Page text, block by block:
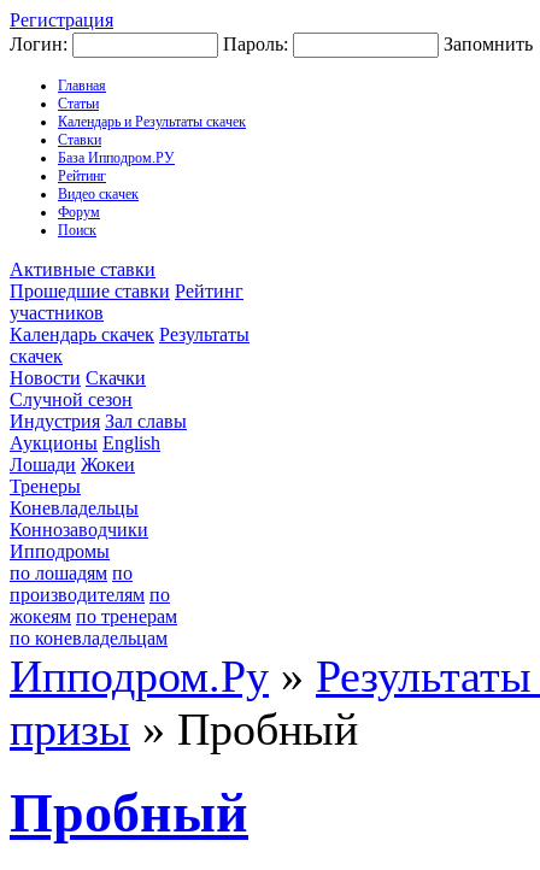
Регистрация
Логин:
Пароль: Запомнить
Главная
Статьи
Календарь и Результаты скачек
Ставки
База Ипподром.РУ
Рейтинг
Видео скачек
Форум
Поиск
Активные ставки
Прошедшие ставки Рейтинг
участников
Календарь скачек Результаты
скачек
Новости Скачки
Случной сезон
Индустрия Зал славы
Аукционы English
Лошади Жокеи
Тренеры
Коневладельцы
Коннозаводчики
Ипподромы
по лошадям по
производителям по
жокеям по тренерам
по коневладельцам
Ипподром.Ру »
призы » Пробный
Пробный